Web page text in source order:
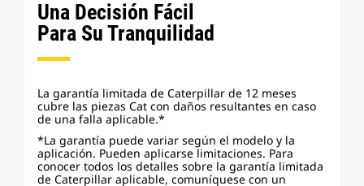
Una Decisión Fácil
Para Su Tranquilidad
La garantía limitada de Caterpillar de 12 meses
cubre las piezas Cat con daños resultantes en caso
de una falla aplicable.*
*La garantía puede variar según el modelo y la
aplicación. Pueden aplicarse limitaciones. Para
conocer todos los detalles sobre la garantía limitada
de Caterpillar aplicable, comuníquese con un